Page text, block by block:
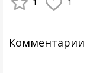
Комментарии